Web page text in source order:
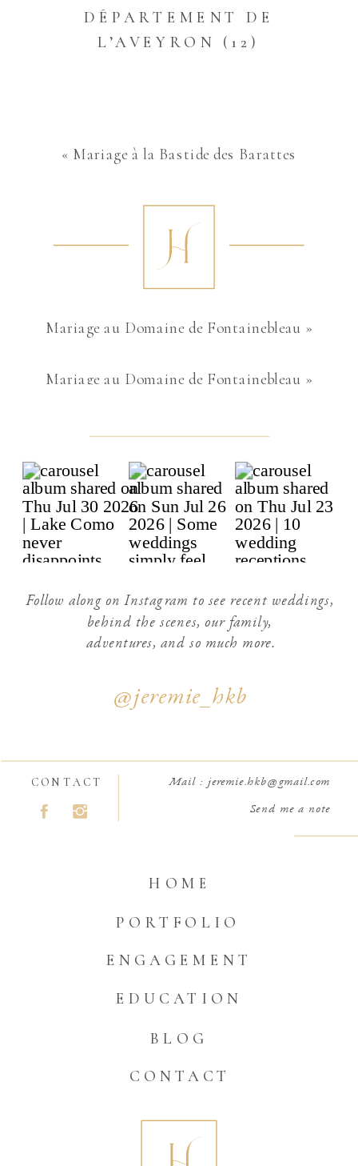
DÉPARTEMENT DE
L’AVEYRON (12)
Mariage au Domaine de Fontainebleau »
« Mariage à la Bastide des Barattes
Mariage au Domaine de Fontainebleau »
@jeremie_hkb
Follow along on Instagram to see recent weddings,
behind the scenes, our family,
adventures, and so much more.
CONTACT Mail : jeremie.hkb@gmail.com
Send me a note
HOME
PORTFOLIO
ENGAGEMENT
EDUCATION
BLOG
CONTACT